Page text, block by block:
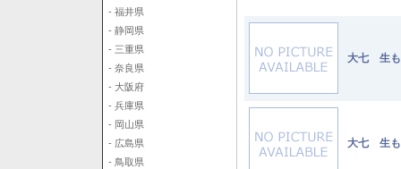
- 福井県
- 静岡県
- 三重県
- 奈良県
- 大阪府
- 兵庫県
- 岡山県
- 広島県
- 鳥取県
大七 生
大七 生